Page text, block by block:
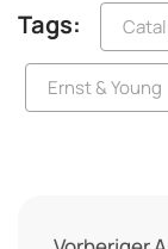
Tags:
Ernst & Young